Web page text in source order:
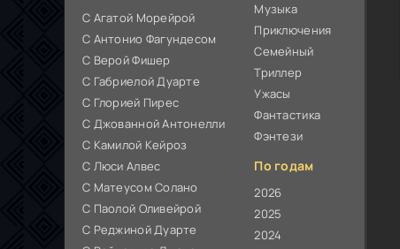
С Агатой Морейрой
С Антонио Фагундесом
С Верой Фишер
С Габриелой Дуарте
С Глорией Пирес
С Джованной Антонелли
С Камилой Кейроз
С Люси Алвес
С Матеусом Солано
С Паолой Оливейрой
С Реджиной Дуарте
Музыка
Приключения
Семейный
Триллер
Ужасы
Фантастика
Фэнтези
По годам
2026
2025
2024